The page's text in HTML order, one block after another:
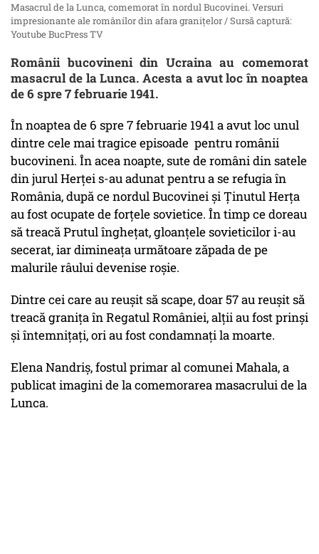
Masacrul de la Lunca, comemorat în nordul Bucovinei. Versuri
impresionante ale românilor din afara granițelor / Sursă captură:
Youtube BucPress TV
Românii bucovineni din Ucraina au comemorat
masacrul de la Lunca. Acesta a avut loc în noaptea
de 6 spre 7 februarie 1941.
În noaptea de 6 spre 7 februarie 1941 a avut loc unul
dintre cele mai tragice episoade pentru românii
bucovineni. În acea noapte, sute de români din satele
din jurul Herței s-au adunat pentru a se refugia în
România, după ce nordul Bucovinei și Ținutul Herța
au fost ocupate de forțele sovietice. În timp ce doreau
să treacă Prutul înghețat, gloanțele sovieticilor i-au
secerat, iar dimineața următoare zăpada de pe
malurile râului devenise roșie.
Dintre cei care au reușit să scape, doar 57 au reușit să
treacă granița în Regatul României, alții au fost prinși
și întemnițați, ori au fost condamnați la moarte.
Elena Nandriș, fostul primar al comunei Mahala, a
publicat imagini de la comemorarea masacrului de la
Lunca.